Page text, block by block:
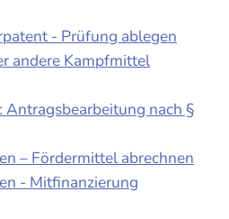
- Prüfung ablegen
andere Kampfmittel
nach §
– Fördermittel abrechnen
- Mitfinanzierung